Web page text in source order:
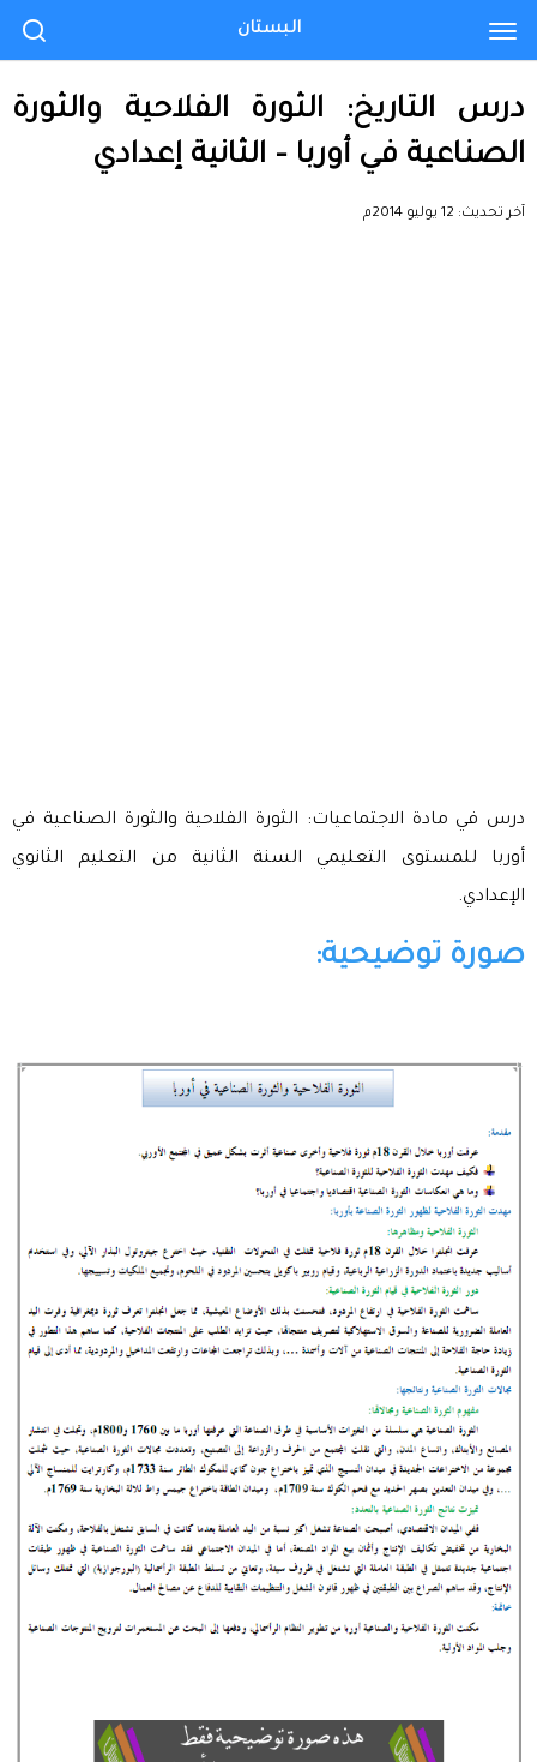
درس التاريخ: الثورة الفلاحية والثورة
الصناعية في أوربا – الثانية إعدادي
آخر تحديث: 12 يوليو 2014م
درس في مادة الاجتماعيات: الثورة الفلاحية والثورة الصناعية في
أوربا للمستوى التعليمي السنة الثانية من التعليم الثانوي
الإعدادي.
صورة توضيحية:
البستان